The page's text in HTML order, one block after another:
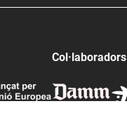
Col·laboradors